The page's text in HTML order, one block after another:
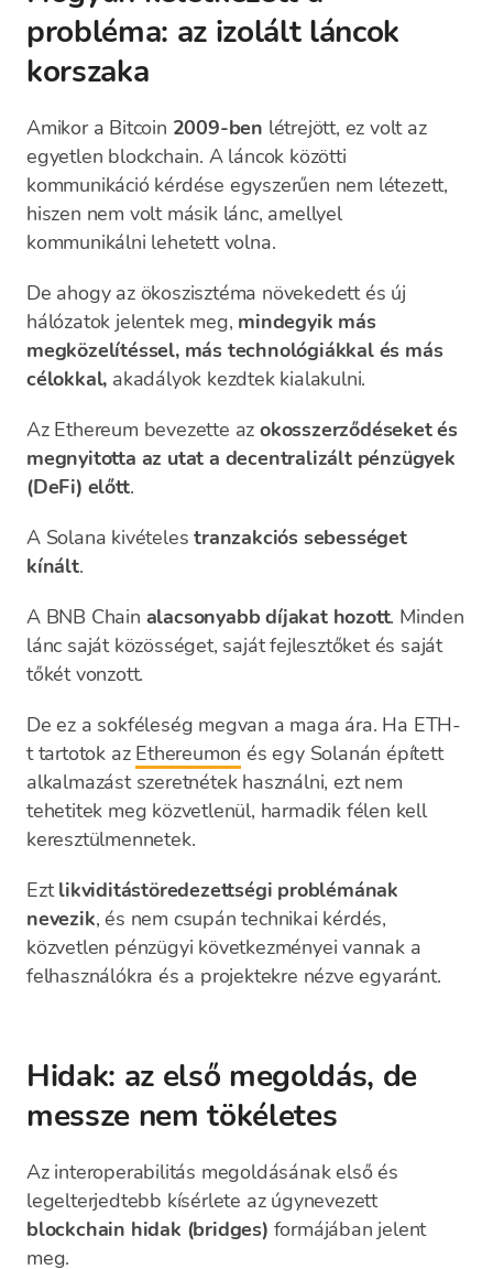
probléma: az izolált láncok
korszaka
Amikor a Bitcoin 2009-ben létrejött, ez volt az
egyetlen blockchain. A láncok közötti
kommunikáció kérdése egyszerűen nem létezett,
hiszen nem volt másik lánc, amellyel
kommunikálni lehetett volna.
De ahogy az ökoszisztéma növekedett és új
hálózatok jelentek meg, mindegyik más
megközelítéssel, más technológiákkal és más
célokkal, akadályok kezdtek kialakulni.
Az Ethereum bevezette az okosszerződéseket és
megnyitotta az utat a decentralizált pénzügyek
(DeFi) előtt.
A Solana kivételes tranzakciós sebességet
kínált.
A BNB Chain alacsonyabb díjakat hozott. Minden
lánc saját közösséget, saját fejlesztőket és saját
tőkét vonzott.
De ez a sokféleség megvan a maga ára. Ha ETH-
t tartotok az Ethereumon és egy Solanán épített
alkalmazást szeretnétek használni, ezt nem
tehetitek meg közvetlenül, harmadik félen kell
keresztülmennetek.
Eztlikviditástöredezettségi problémának
nevezik, és nem csupán technikai kérdés,
közvetlen pénzügyi következményei vannak a
felhasználókra és a projektekre nézve egyaránt.
Hidak: az első megoldás, de
messze nem tökéletes
Az interoperabilitás megoldásának első és
legelterjedtebb kísérlete az úgynevezett
blockchain hidak (bridges) formájában jelent
meg.